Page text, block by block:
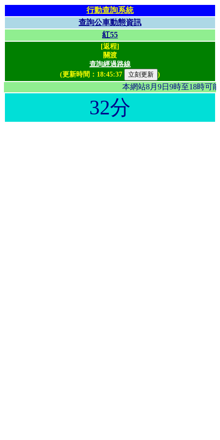
行動查詢系統
查詢公車動態資訊
紅55
[返程]
關渡
查詢經過路線
(更新時間： 18:45:37 )
本網站8月9日9時至18
32分